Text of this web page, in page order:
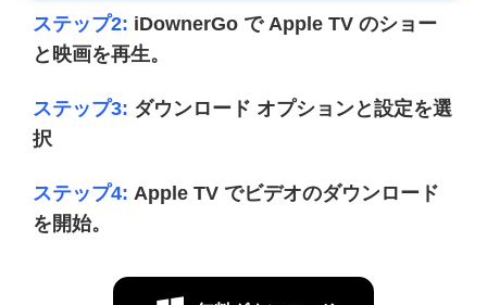
ステップ2: iDownerGo で Apple TV のショー
と映画を再生。
ステップ3: ダウンロード オプションと設定を選
択
ステップ4: Apple TV でビデオのダウンロード
を開始。